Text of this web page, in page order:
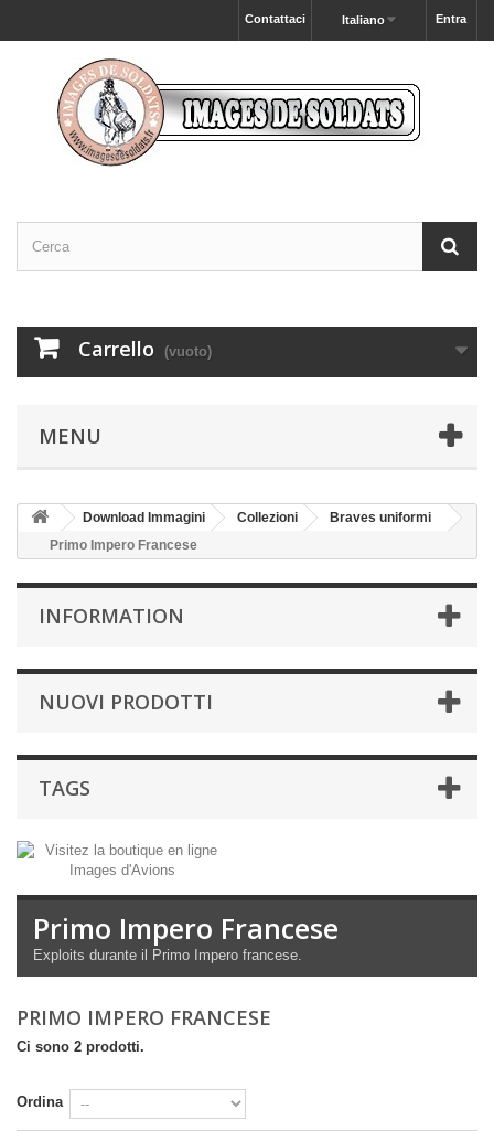
Entra
Italiano
Contattaci
Carrello (vuoto)
MENU
Download Immagini Collezioni
Braves uniformi
Primo Impero Francese
INFORMATION
NUOVI PRODOTTI
TAGS
Primo Impero Francese
Exploits durante il Primo Impero francese.
PRIMO IMPERO FRANCESE
Ci sono 2 prodotti.
Ordina